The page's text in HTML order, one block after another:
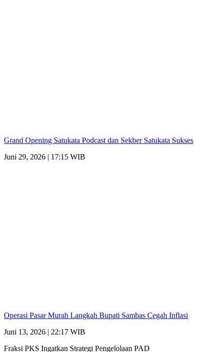
Grand Opening Satukata Podcast dan Sekber Satukata Sukses
Juni 29, 2026 | 17:15 WIB
Operasi Pasar Murah Langkah Bupati Sambas Cegah Inflasi
Juni 13, 2026 | 22:17 WIB
Fraksi PKS Ingatkan Strategi Pengelolaan PAD